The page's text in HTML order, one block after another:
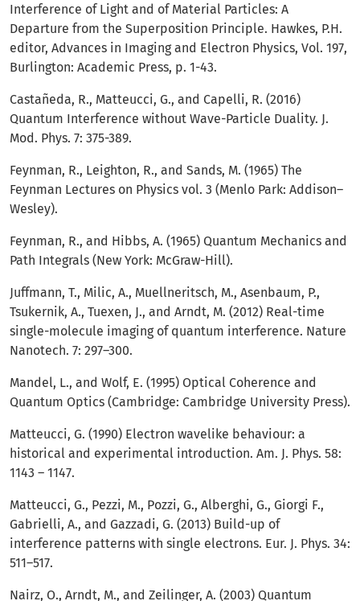
Interference of Light and of Material Particles: A
Departure from the Superposition Principle. Hawkes, P.H.
editor, Advances in Imaging and Electron Physics, Vol. 197,
Burlington: Academic Press, p. 1-43.
Castañeda, R., Matteucci, G., and Capelli, R. (2016)
Quantum Interference without Wave-Particle Duality. J.
Mod. Phys. 7: 375-389.
Feynman, R., Leighton, R., and Sands, M. (1965) The
Feynman Lectures on Physics vol. 3 (Menlo Park: Addison–
Wesley).
Feynman, R., and Hibbs, A. (1965) Quantum Mechanics and
Path Integrals (New York: McGraw-Hill).
Juffmann, T., Milic, A., Muellneritsch, M., Asenbaum, P.,
Tsukernik, A., Tuexen, J., and Arndt, M. (2012) Real-time
single-molecule imaging of quantum interference. Nature
Nanotech. 7: 297–300.
Mandel, L., and Wolf, E. (1995) Optical Coherence and
Quantum Optics (Cambridge: Cambridge University Press).
Matteucci, G. (1990) Electron wavelike behaviour: a
historical and experimental introduction. Am. J. Phys. 58:
1143 – 1147.
Matteucci, G., Pezzi, M., Pozzi, G., Alberghi, G., Giorgi F.,
Gabrielli, A., and Gazzadi, G. (2013) Build-up of
interference patterns with single electrons. Eur. J. Phys. 34:
511–517.
Nairz, O., Arndt, M., and Zeilinger, A. (2003) Quantum